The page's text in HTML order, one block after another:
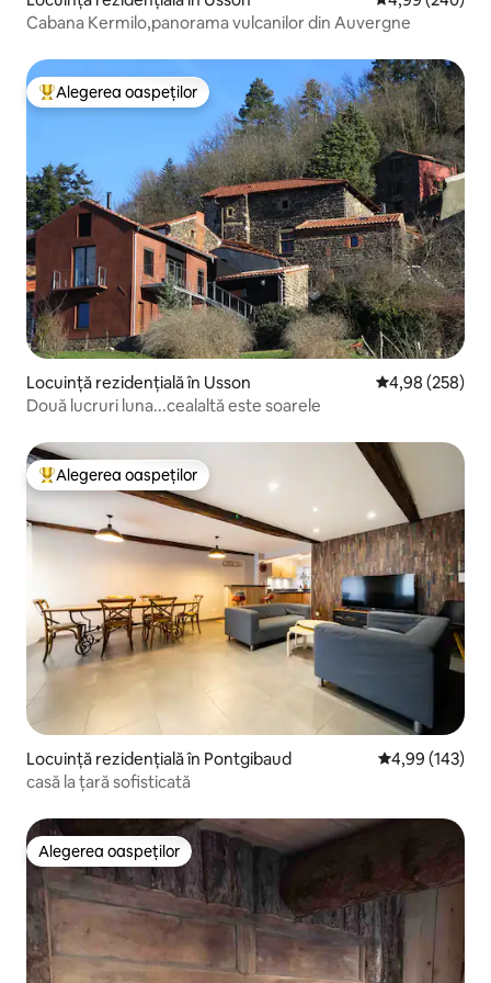
Cabana Kermilo,panorama vulcanilor din Auvergne
Locuință din topul categoriei Alegerea oaspeților
Alegerea oaspeților
Locuință rezidențială în Usson Scor mediu de
4,98 (258)
Două lucruri luna...cealaltă este soarele
Locuință din topul categoriei Alegerea oaspeților
Alegerea oaspeților
Locuință rezidențială în Pontgibaud Scor mediu de
4,99 (143)
casă la țară sofisticată
Alegerea oaspeților
Alegerea oaspeților